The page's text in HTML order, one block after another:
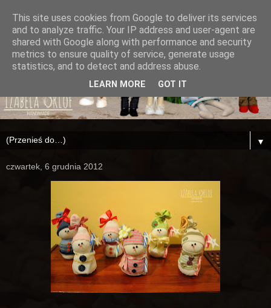
▼
czwartek, 6 grudnia 2012
This site uses cookies from Google to deliver its services
and to analyze traffic. Your IP address and user-agent are
shared with Google along with performance and security
metrics to ensure quality of service, generate usage
statistics, and to detect and address abuse.
LEARN MORE GOT IT